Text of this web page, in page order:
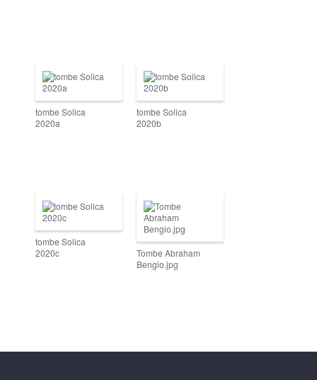
tombe Solica
2020a
tombe Solica
2020b
tombe Solica
2020c
Tombe Abraham
Bengio.jpg